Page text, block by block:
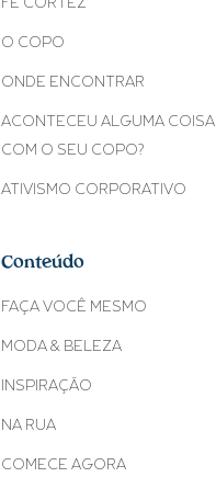
FE CORTEZ
O COPO
ONDE ENCONTRAR
ACONTECEU ALGUMA COISA
COM O SEU COPO?
ATIVISMO CORPORATIVO
Conteúdo
FAÇA VOCÊ MESMO
MODA & BELEZA
INSPIRAÇÃO
NA RUA
COMECE AGORA